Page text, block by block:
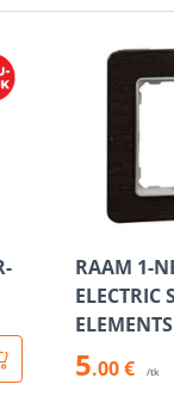
RAAM 1-
ELECTRIC
5.00 € /tk